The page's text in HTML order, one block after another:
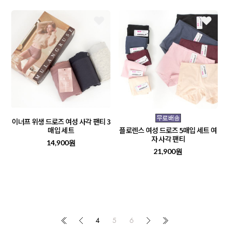
이너프 위생 드로즈 여성 사각 팬티 3
매입 세트
14,900원
플로렌스 여성 드로즈 5매입 세트 여
자 사각 팬티
21,900원
4 5 6